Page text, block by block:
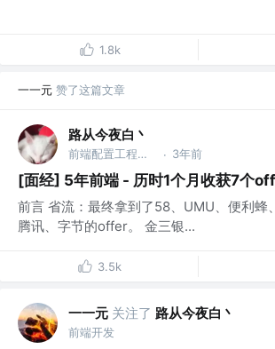
1.8k
一一元 赞了这篇文章
路从今夜白丶
前端配置工程师 @字节跳动 · 3年前
[面经] 5年前端 - 历时1个月收获7个
前言 省流：最终拿到了58、UMU、便利蜂
腾讯、字节的offer。 金三银...
3.5k
一一元 关注了 路从今夜白丶
前端开发